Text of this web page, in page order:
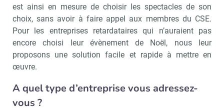
est ainsi en mesure de choisir les spectacles de son
choix, sans avoir à faire appel aux membres du CSE.
Pour les entreprises retardataires qui n’auraient pas
encore choisi leur évènement de Noël, nous leur
proposons une solution facile et rapide à mettre en
œuvre.
A quel type d’entreprise vous adressez-
vous ?